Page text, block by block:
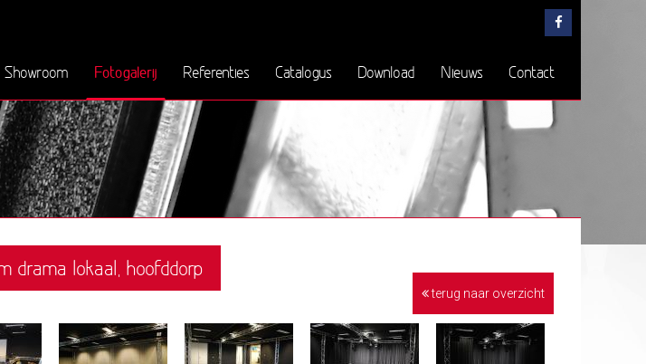
Showroom Fotogalerij Referenties Catalogus Download Nieuws Contact
drama lokaal, hoofddorp
terug naar overzicht